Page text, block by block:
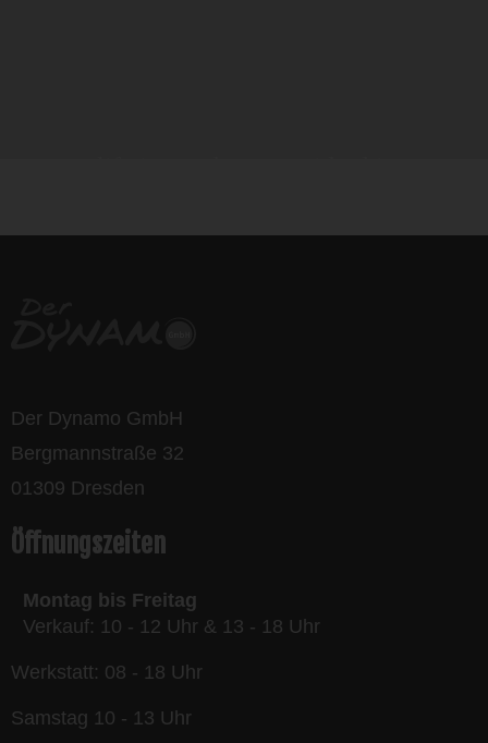
Der Dynamo GmbH
Bergmannstraße 32
01309 Dresden
Öffnungszeiten
Montag bis Freitag
Verkauf: 10 - 12 Uhr & 13 - 18 Uhr
Werkstatt: 08 - 18 Uhr
Samstag 10 - 13 Uhr